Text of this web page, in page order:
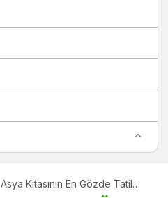
Asya Kıtasının En Gözde Tatil